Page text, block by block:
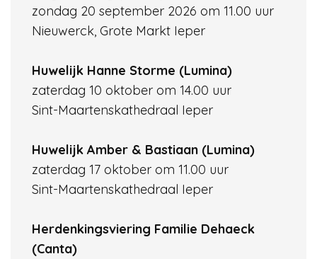
zondag 20 september 2026 om 11.00 uur
Nieuwerck, Grote Markt Ieper
Huwelijk Hanne Storme (Lumina)
zaterdag 10 oktober om 14.00 uur
Sint-Maartenskathedraal Ieper
Huwelijk Amber & Bastiaan (Lumina)
zaterdag 17 oktober om 11.00 uur
Sint-Maartenskathedraal Ieper
Herdenkingsviering Familie Dehaeck
(Canta)